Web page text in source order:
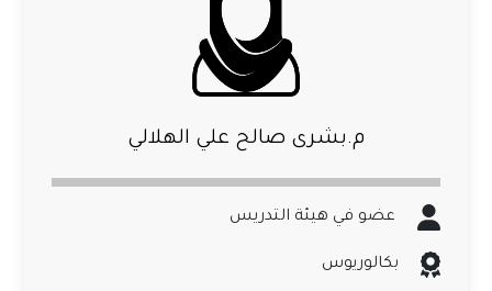
م.بشرى صالح علي الهلالي
عضو في هيئة التدريس
بكالوريوس